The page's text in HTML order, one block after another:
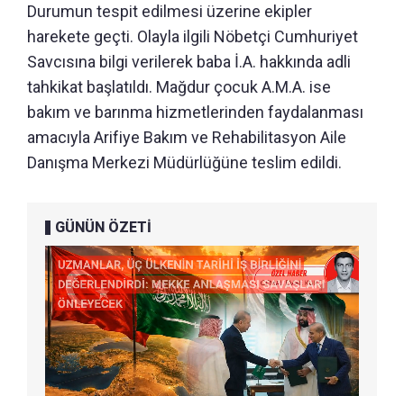
Durumun tespit edilmesi üzerine ekipler
harekete geçti. Olayla ilgili Nöbetçi Cumhuriyet
Savcısına bilgi verilerek baba İ.A. hakkında adli
tahkikat başlatıldı. Mağdur çocuk A.M.A. ise
bakım ve barınma hizmetlerinden faydalanması
amacıyla Arifiye Bakım ve Rehabilitasyon Aile
Danışma Merkezi Müdürlüğüne teslim edildi.
GÜNÜN ÖZETİ